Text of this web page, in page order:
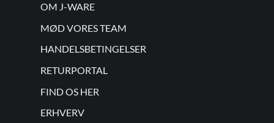
OM J-WARE
MØD VORES TEAM
HANDELSBETINGELSER
RETURPORTAL
FIND OS HER
ERHVERV